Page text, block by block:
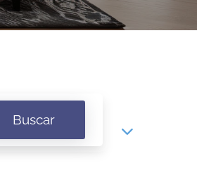
Buscar